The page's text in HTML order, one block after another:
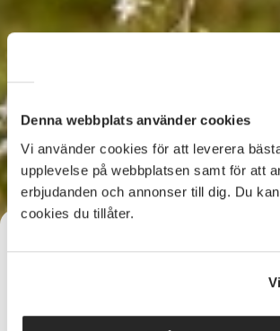
Denna webbplats använder cookies
Vi använder cookies för att leverera
upplevelse på webbplatsen samt för att
erbjudanden och annonser till dig. Du
cookies du tillåter.